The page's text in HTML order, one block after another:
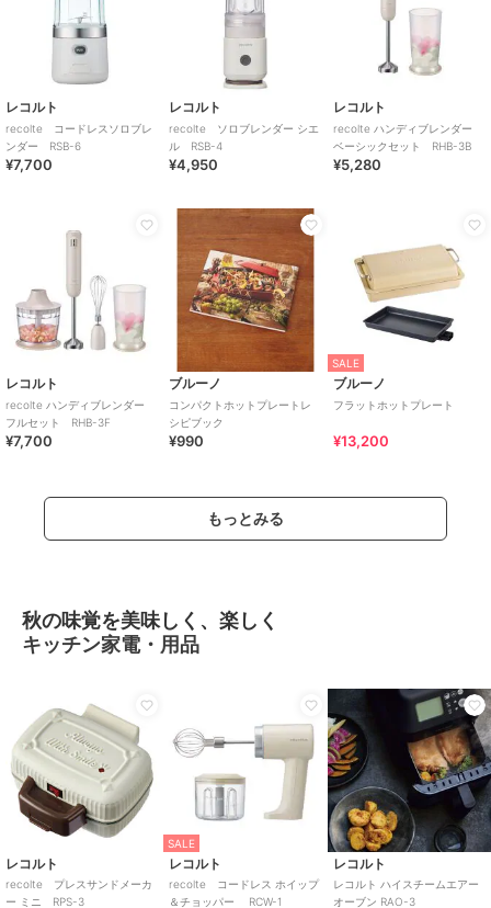
レコルト
recolte コードレスソロブレ
ンダー RSB-6
¥7,700
レコルト
recolte ソロブレンダー シエ
ル RSB-4
¥4,950
レコルト
recolte ハンディブレンダー
ベーシックセット RHB-3B
¥5,280
レコルト
recolte ハンディブレンダー
フルセット RHB-3F
¥7,700
ブルーノ
コンパクトホットプレートレ
シピブック
¥990
SALE
ブルーノ
フラットホットプレート
¥13,200
もっとみる
秋の味覚を美味しく、楽しく
キッチン家電・用品
レコルト
recolte プレスサンドメーカ
ー ミニ RPS-3
SALE
レコルト
recolte コードレス ホイップ
＆チョッパー RCW-1
レコルト
レコルト ハイスチームエアー
オーブン RAO-3